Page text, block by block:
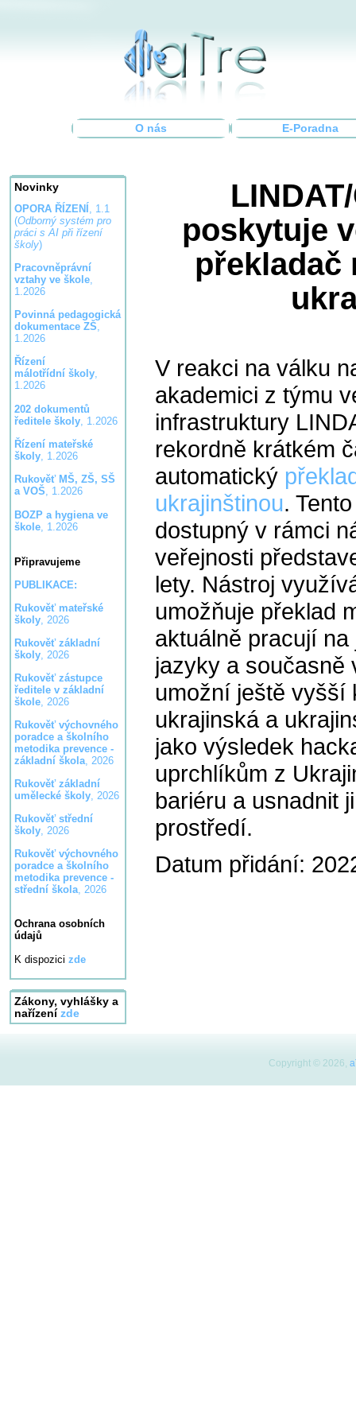
O nás E-Poradna
Novinky
OPORA ŘÍZENÍ , 1.1
(Odborný systém pro
práci s AI při řízení
školy)
Pracovněprávní
vztahy ve škole,
1.2026
Povinná pedagogická
dokumentace ZŠ,
1.2026
Řízení
málotřídní školy,
1.2026
202 dokumentů
ředitele školy, 1.2026
Řízení mateřské
školy, 1.2026
Rukověť MŠ, ZŠ, SŠ
a VOŠ, 1.2026
BOZP a hygiena ve
škole, 1.2026
Připravujeme
PUBLIKACE:
Rukověť mateřské
školy, 2026
Rukověť základní
školy, 2026
Rukověť zástupce
ředitele v základní
škole, 2026
Rukověť výchovného
poradce a školního
metodika prevence -
základní škola, 2026
Rukověť základní
umělecké školy, 2026
Rukověť střední
školy, 2026
Rukověť výchovného
poradce a školního
metodika prevence -
střední škola, 2026
Ochrana osobních
údajů
K dispozici zde
Zákony, vyhlášky a
nařízení zde
poskytuje
překladač
V reakci na válku
akademici z týmu
infrastruktury
rekordně krátkém
automatický
ukrajinštinou.
dostupný v rámci
veřejnosti
lety. Nástroj
umožňuje překlad
aktuálně pracují
jazyky a současně
umožní ještě vyšší
ukrajinská a
jako výsledek
uprchlíkům z
bariéru a usnadnit
prostředí.
Datum přidání:
Copyright © 2026,